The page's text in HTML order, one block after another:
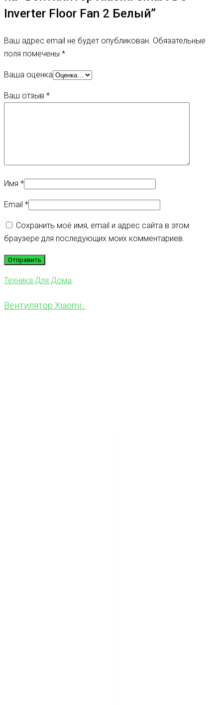
Inverter Floor Fan 2 Белый”
Ваш адрес email не будет опубликован. Обязательные
поля помечены *
Ваша оценка
Ваш отзыв *
Имя *
Email *
Сохранить моё имя, email и адрес сайта в этом
браузере для последующих моих комментариев.
Техника Для Дома
Вентилятор Xiaomi...